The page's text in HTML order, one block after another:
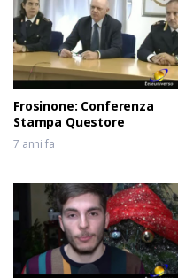
Frosinone: Conferenza
Stampa Questore
7 anni fa